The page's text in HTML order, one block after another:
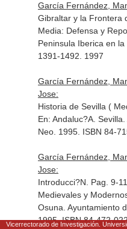
García Fernández,
Gibraltar y la Frontera
Media: Defensa y
Peninsula Iberica en
1391-1492 . 1997
García Fernández,
Jose:
Historia de Sevilla (
En: Andaluc?A. Sevilla
Neo. 1995. ISBN 84-
García Fernández,
Jose:
Introducci?N. Pag. 9-11.
Medievales y
Osuna. Ayuntamiento
1995. ISBN 84-472-
Vicerrectorado de Investigación.